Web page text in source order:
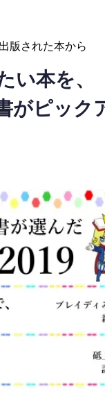
版された本から
い本を、
がピック